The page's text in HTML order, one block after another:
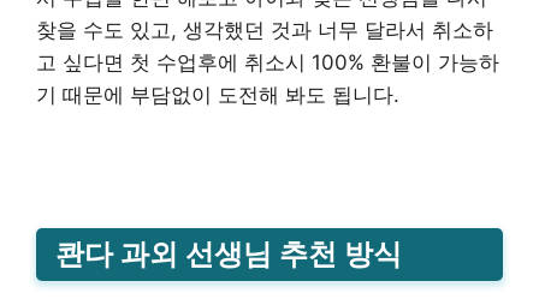
찾을 수도 있고, 생각했던 것과 너무 달라서 취소하
고 싶다면 첫 수업후에 취소시 100% 환불이 가능하
기 때문에 부담없이 도전해 봐도 됩니다.
콴다 과외 선생님 추천 방식